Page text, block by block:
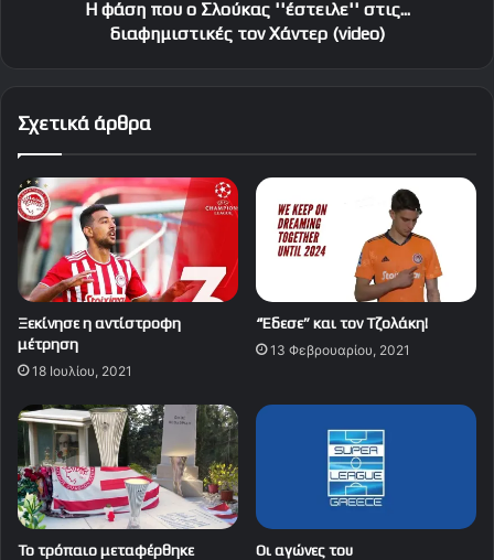
Η φάση που ο Σλούκας ''έστειλε'' στις...
διαφημιστικές τον Χάντερ (video)
Σχετικά άρθρα
Ξεκίνησε η αντίστροφη
μέτρηση
18 Ιουλίου, 2021
“Έδεσε” και τον Τζολάκη!
13 Φεβρουαρίου, 2021
Το τρόπαιο μεταφέρθηκε
Οι αγώνες του